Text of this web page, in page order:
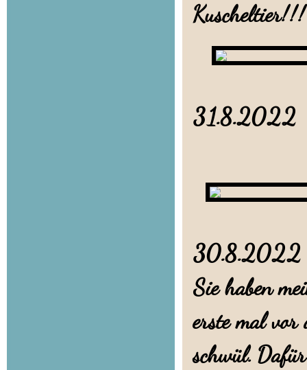
Kuscheltier!!!
Sie haben
erste mal vor
schwül.